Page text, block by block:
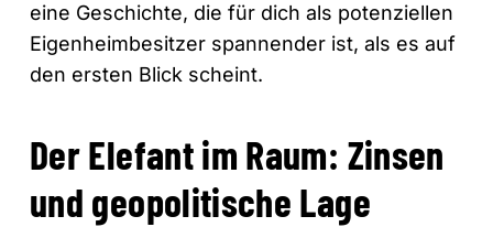
eine Geschichte, die für dich als potenziellen
Eigenheimbesitzer spannender ist, als es auf
den ersten Blick scheint.
Der Elefant im Raum: Zinsen
und geopolitische Lage